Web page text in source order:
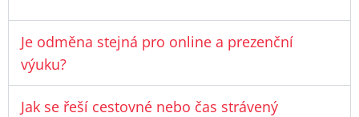
Je odměna stejná pro online a prezenční
výuku?
Jak se řeší cestovné nebo čas strávený